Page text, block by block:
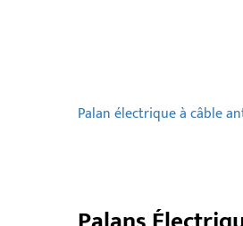
Palan électrique à câble